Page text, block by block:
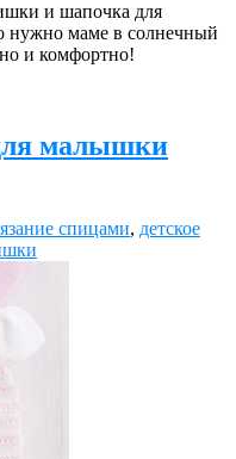
и шапочка для
нужно маме в солнечный
и комфортно!
малышки
спицами, детское